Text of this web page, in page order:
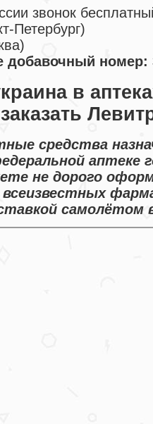
звонок
Петербург)
добавочный номер:
в
средства
аптеке
не дорого
всеизвестных
самолётом